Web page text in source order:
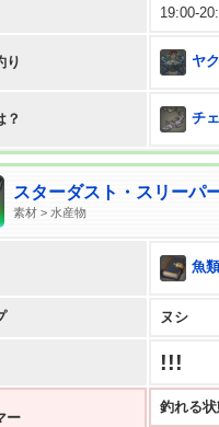
19:00-
り ヤ
？ チ
スターダスト・スリーパ
素材 > 水産物
魚
ヌシ
!!!
ー
釣れる